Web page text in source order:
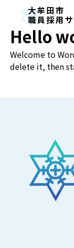
大牟田市
職員採用
お知らせ
2024.09.03
Hello
Welcome to
delete it, then